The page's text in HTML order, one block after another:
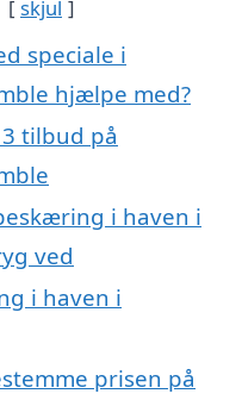
skjul
speciale i
hjælpe med?
tilbud på
i haven i
ved
i haven i
prisen på